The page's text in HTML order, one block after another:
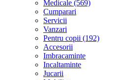
Medicale (569)
Cumparari
Servicii
Vanzari
Pentru copii (192)
Accesorii
Imbracaminte
Incaltaminte
Jucarii